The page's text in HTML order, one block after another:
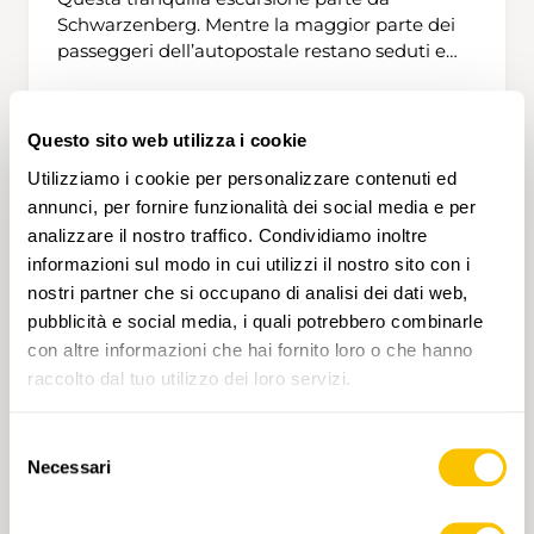
Questo sito web utilizza i cookie
Utilizziamo i cookie per personalizzare contenuti ed
annunci, per fornire funzionalità dei social media e per
analizzare il nostro traffico. Condividiamo inoltre
informazioni sul modo in cui utilizzi il nostro sito con i
nostri partner che si occupano di analisi dei dati web,
pubblicità e social media, i quali potrebbero combinarle
con altre informazioni che hai fornito loro o che hanno
raccolto dal tuo utilizzo dei loro servizi.
delNecessari
Bad Ragaz.
Schwarzenberg. Mentre la maggior parte dei
passeggeri dell’autopostale restano seduti e
passando per Schwandenegg. Qui il ghiacciaio
colline di detriti grigi si sono da tempo
trasformate in gradevoli drumlin verdeggianti.
Meno verde è il massiccio del Pilatus
dirimpetto con il Mittagsgüpfi, una meta
escursionistica molto gettonata d’estate.
Dapprima si percorrono gradevoli sentieri
naturalistici lungo pascoli di bovini e fattorie. In
circondati da erba alta, pertanto è consigliabile
pausa presso un’area barbecue provvista di
T1 2 h 25 min 8,4 km